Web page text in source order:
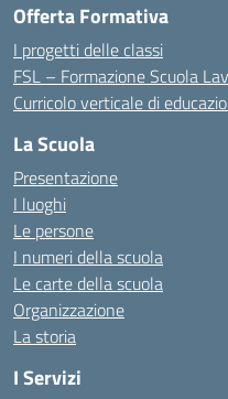
Offerta Formativa
I progetti delle classi
FSL – Formazione Scuola
Curricolo verticale di
La Scuola
Presentazione
I luoghi
Le persone
I numeri della scuola
Le carte della scuola
Organizzazione
La storia
I Servizi